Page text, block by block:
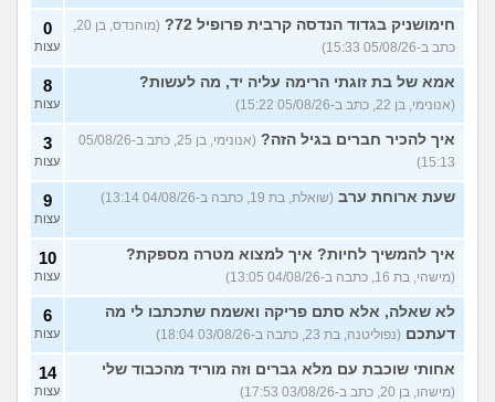
מה הסוד הזה שגורם לריח
הטוב להשאר בבגד לאורך זמן
???
(מתלמדת, בת 50)
7
עצות
איך לומר להורים שאני רוצה
להיות חילוני?
(אהרן, בן 17)
9
עצות
עוד שאלות חדשות במדור
חימושניק בגדוד הנדסה קרבית פרופיל 72?
(מוהנדס, בן 20,
כתב ב-05/08/26 15:33)
0
עצות
אמא של בת זוגתי הרימה עליה יד, מה לעשות?
(אנונימי, בן 22, כתב ב-05/08/26 15:22)
8
עצות
איך להכיר חברים בגיל הזה?
(אנונימי, בן 25, כתב ב-05/08/26
15:13)
3
עצות
שעת ארוחת ערב (שואלת, בת 19, כתבה ב-04/08/26 13:14) 9
עצות
איך להמשיך לחיות? איך למצוא מטרה מספקת?
(מישהי, בת 16, כתבה ב-04/08/26 13:05)
10
עצות
לא שאלה, אלא סתם פריקה ואשמח שתכתבו לי מה
דעתכם (נפוליטנה, בת 23, כתבה ב-03/08/26 18:04)
6
עצות
אחותי שוכבת עם מלא גברים וזה מוריד מהכבוד שלי
(מישהו, בן 20, כתב ב-03/08/26 17:53)
14
עצות